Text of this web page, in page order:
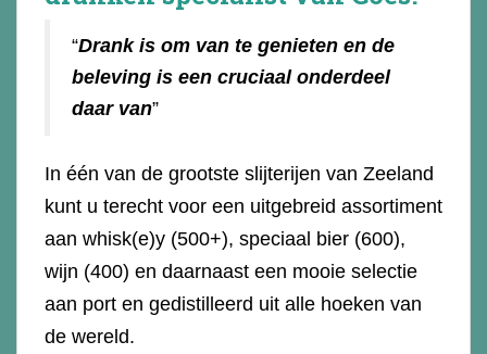
“Drank is om van te genieten en de
beleving is een cruciaal onderdeel
daar van”
In één van de grootste slijterijen van Zeeland
kunt u terecht voor een uitgebreid assortiment
aan whisk(e)y (500+), speciaal bier (600),
wijn (400) en daarnaast een mooie selectie
aan port en gedistilleerd uit alle hoeken van
de wereld.